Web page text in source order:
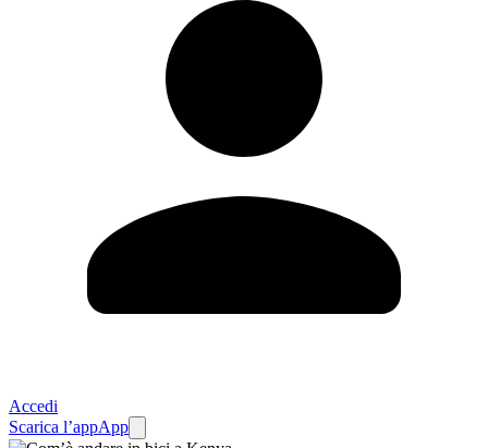
Accedi
Scarica l’appApp